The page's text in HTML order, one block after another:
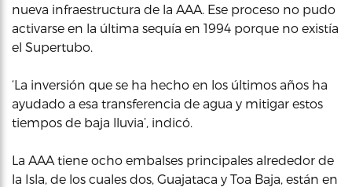
nueva infraestructura de la AAA. Ese proceso no pudo
activarse en la última sequía en 1994 porque no existía
el Supertubo.
‘La inversión que se ha hecho en los últimos años ha
ayudado a esa transferencia de agua y mitigar estos
tiempos de baja lluvia’, indicó.
La AAA tiene ocho embalses principales alrededor de
la Isla, de los cuales dos, Guajataca y Toa Baja, están en